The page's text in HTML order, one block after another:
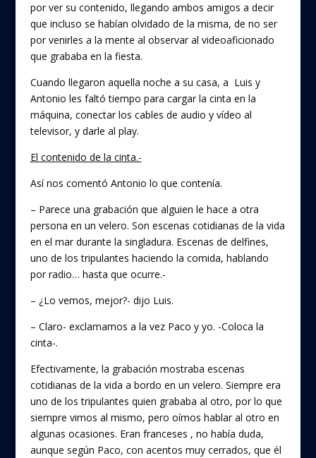
por ver su contenido, llegando ambos amigos a decir
que incluso se habían olvidado de la misma, de no ser
por venirles a la mente al observar al videoaficionado
que grababa en la fiesta.
Cuando llegaron aquella noche a su casa, a Luis y
Antonio les faltó tiempo para cargar la cinta en la
máquina, conectar los cables de audio y vídeo al
televisor, y darle al play.
El contenido de la cinta.-
Así nos comentó Antonio lo que contenía.
– Parece una grabación que alguien le hace a otra
persona en un velero. Son escenas cotidianas de la vida
en el mar durante la singladura. Escenas de delfines,
uno de los tripulantes haciendo la comida, hablando
por radio… hasta que ocurre.-
– ¿Lo vemos, mejor?- dijo Luis.
– Claro- exclamamos a la vez Paco y yo. -Coloca la
cinta-.
Efectivamente, la grabación mostraba escenas
cotidianas de la vida a bordo en un velero. Siempre era
uno de los tripulantes quien grababa al otro, por lo que
siempre vimos al mismo, pero oímos hablar al otro en
algunas ocasiones. Eran franceses , no había duda,
aunque según Paco, con acentos muy cerrados, que él